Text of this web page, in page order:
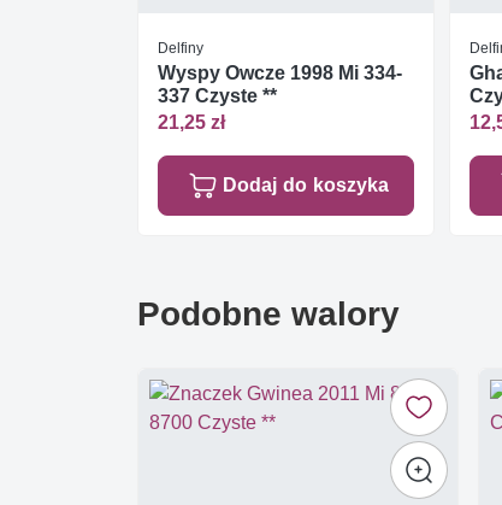
Delfiny
Wyspy Owcze 1998 Mi 334-
337 Czyste **
21,25 zł
Dodaj do koszyka
Podobne walory